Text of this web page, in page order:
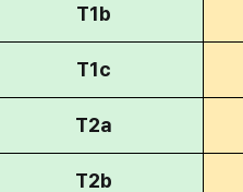
T1b
T1c
T2a
T2b